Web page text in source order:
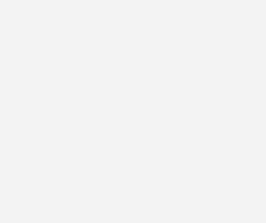
Das Gerät schafft beispielsweise
mm Durchmesser in Weichholz und mit bis zu
Quick-System ermöglicht einen
und Einsatzwerkzeug lassen
austauschen. Anwender wechseln
Handgriffen zwischen Bohren und
BL Quick wird im Kunststoffkoffer mit zwei 2,0-
und dazugehörigem Ladegerät geliefert.
Bohrschrauber auch als BS 18 L BL
Quick-System und als